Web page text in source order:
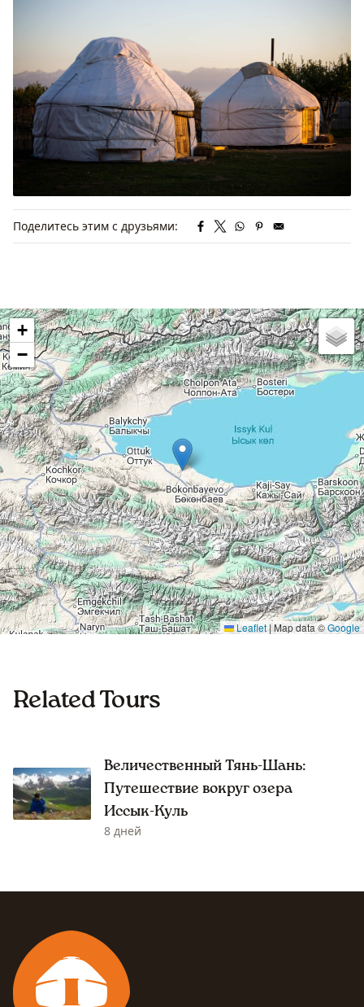
Поделитесь этим с друзьями:
+
−
Leaflet|Map data ©Google
Related Tours
Величественный Тянь-Шань:
Путешествие вокруг озера
Иссык-Куль
8 дней